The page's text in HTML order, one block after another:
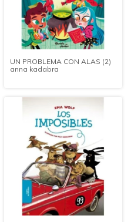
UN PROBLEMA CON ALAS (2)
anna kadabra